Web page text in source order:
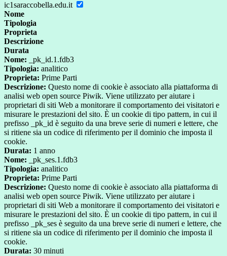
ic1saraccobella.edu.it
Nome
Tipologia
Proprieta
Descrizione
Durata
Nome: _pk_id.1.fdb3
Tipologia: analitico
Proprieta: Prime Parti
Descrizione: Questo nome di cookie è associato alla piattaforma di
analisi web open source Piwik. Viene utilizzato per aiutare i
proprietari di siti Web a monitorare il comportamento dei visitatori e
misurare le prestazioni del sito. È un cookie di tipo pattern, in cui il
prefisso _pk_id è seguito da una breve serie di numeri e lettere, che
si ritiene sia un codice di riferimento per il dominio che imposta il
cookie.
Durata: 1 anno
Nome: _pk_ses.1.fdb3
Tipologia: analitico
Proprieta: Prime Parti
Descrizione: Questo nome di cookie è associato alla piattaforma di
analisi web open source Piwik. Viene utilizzato per aiutare i
proprietari di siti Web a monitorare il comportamento dei visitatori e
misurare le prestazioni del sito. È un cookie di tipo pattern, in cui il
prefisso _pk_ses è seguito da una breve serie di numeri e lettere, che
si ritiene sia un codice di riferimento per il dominio che imposta il
cookie.
Durata: 30 minuti